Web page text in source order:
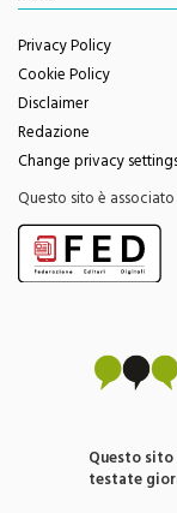
Privacy Policy
Cookie Policy
Disclaimer
Redazione
Change privacy settings
Questo sito è associato
testate